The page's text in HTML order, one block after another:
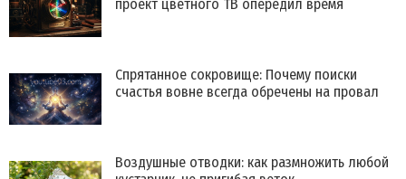
проект цветного ТВ опередил время
Спрятанное сокровище: Почему поиски
счастья вовне всегда обречены на провал
Воздушные отводки: как размножить любой